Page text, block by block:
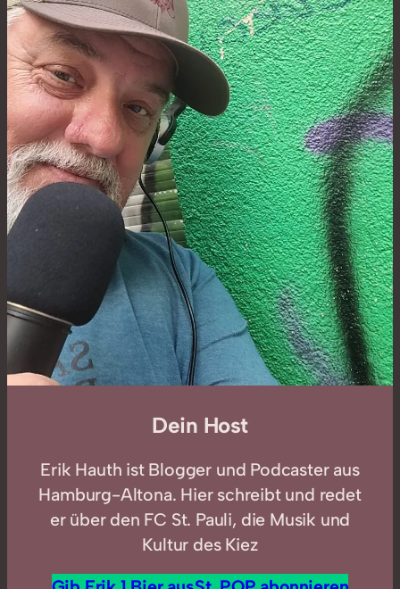
Dein Host
Erik Hauth ist Blogger und Podcaster aus
Hamburg-Altona. Hier schreibt und redet
er über den FC St. Pauli, die Musik und
Kultur des Kiez